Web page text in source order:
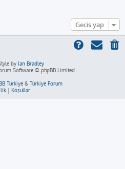
Geçiş yap
by Ian Bradley
Software © phpBB Limited
Türkiye& Türkiye Forum
| Koşullar